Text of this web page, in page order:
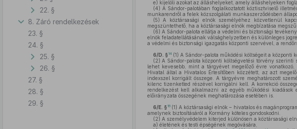
22. §
8. Záró rendelkezések
23. §
24. §
25. §
26. §
27. §
28. §
29. §
e) kijelöli azokat az álláshelyeket, amely álláshelyeken
(4) A Sándor-palotában foglalkoztatott köztisztviselő
munkarendről a felek közszolgálati munkaszerződésben
(5) A köztársasági elnök személyéhez közvetlenül
megszüntethető, ha a köztársasági elnök megbízatása
(6) A Sándor-palota ellátja a védelmi és biztonsági
elnök feladatellátásának válsághelyzetben és különleges
a védelmi és biztonsági igazgatás központi szervével, a
6/D. § 14 (1) A Sándor-palota működési költségeit a központi
(2) A Sándor-palota központi költségvetési törvény
lehet kevesebb, mint a tárgyévet megelőző évre
Hivatal által a Hivatalos Értesítőben közzétett, az azt
indexszel korrigált összege. A tárgyévre meghatározott
kilenc tizenketted részével korrigálni kell. A korrekció
rendelkezést kell alkalmazni az egyéb működési
előirányzata összegének meghatározása esetében is.
6/E. § 15 (1) A köztársasági elnök – hivatalos és
amelynek biztosításáról a Kormány köteles gondoskodni.
(2) A személyvédelem kiterjed különösen a köztársasági
a) életének és testi épségének megóvására,